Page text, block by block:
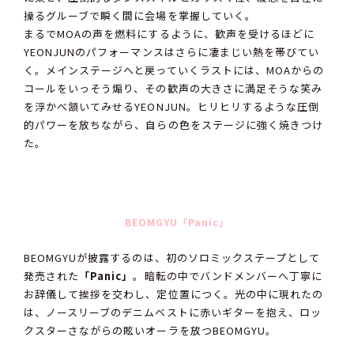
操るグルーブで瞬く間に会場を掌握していく。
まるでMOAの声を燃料にするように、歓声を受けるほどに
YEONJUNのパフォーマンスはさらに凄まじい熱を帯びてい
く。メインステージへと戻っていくラストには、MOAからの
コールをいっそう煽り、その歓声の大きさに満足そうな笑み
を浮かべ頷いてみせるYEONJUN。ヒリヒリするような圧倒
的パワーを放ちながら、自らの色をステージに強く焼きつけ
た。
BEOMGYU「Panic」
BEOMGYUが披露するのは、初のソロミックステープとして
発売された 「Panic」。暗転の中でバンドメンバーへ丁寧に
お辞儀して挨拶を交わし、定位置につく。光の中に現れたの
は、ノースリーブのデニムベストに赤いギターを抱え、ロッ
クスターさながらの眩いオーラを放つBEOMGYU。